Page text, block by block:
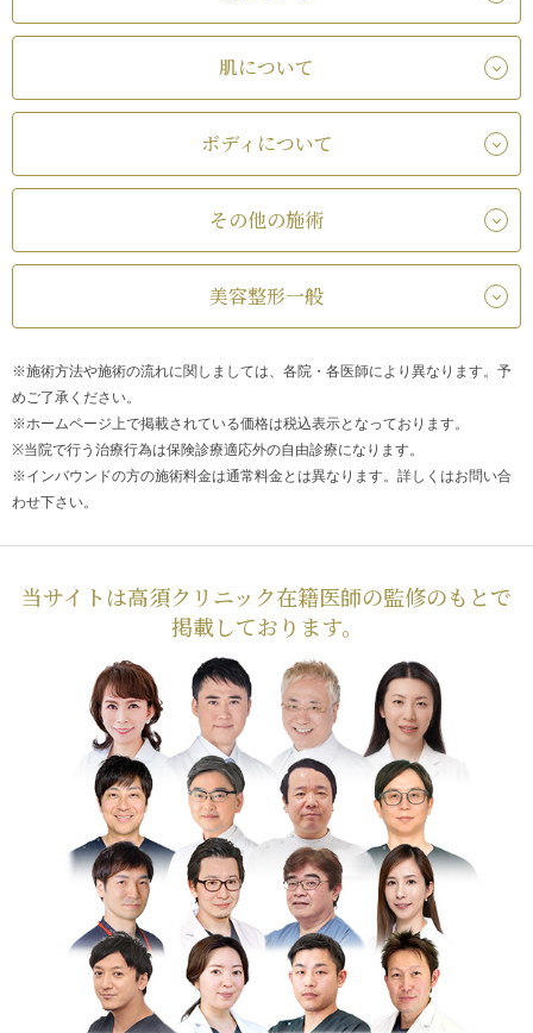
肌について
ボディについて
その他の施術
美容整形一般
※施術方法や施術の流れに関しましては、各院・各医師により異なります。予
めご了承ください。
※ホームページ上で掲載されている価格は税込表示となっております。
※当院で行う治療行為は保険診療適応外の自由診療になります。
※インバウンドの方の施術料金は通常料金とは異なります。詳しくはお問い合
わせ下さい。
当サイトは高須クリニック在籍医師の監修のもとで
掲載しております。